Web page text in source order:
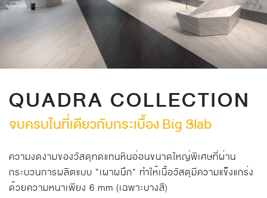
QUADRA COLLECTION
จบครบในที่เดียวกับกระเบื้อง Big Slab
ความงดงามของวัสดุทดแทนหินอ่อนขนาดใหญ่พิเศษที่ผ่าน
กระบวนการผลิตแบบ "เผาผนึก" ทำให้เนื้อวัสดุมีความแข็งแกร่ง
ด้วยความหนาเพียง 6 mm (เฉพาะบางสี)